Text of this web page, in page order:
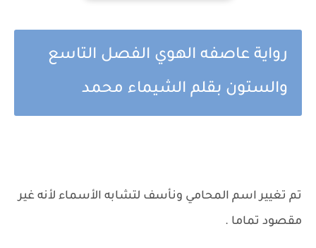
رواية عاصفه الهوي الفصل التاسع
والستون بقلم الشيماء محمد
تم تغيير اسم المحامي ونأسف لتشابه الأسماء لأنه غير
مقصود تماما .